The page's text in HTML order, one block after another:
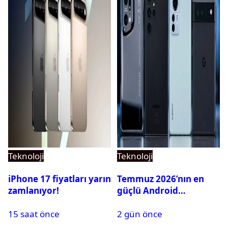
Teknoloji
iPhone 17 fiyatları yarın
zamlanıyor!
15 saat önce
Teknoloji
Temmuz 2026’nın en
güçlü Android
2 gün önce